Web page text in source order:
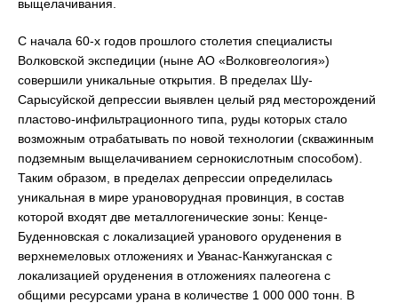
выщелачивания.
С начала 60-х годов прошлого столетия специалисты
Волковской экспедиции (ныне АО «Волковгеология»)
совершили уникальные открытия. В пределах Шу-
Сарысуйской депрессии выявлен целый ряд месторождений
пластово-инфильтрационного типа, руды которых стало
возможным отрабатывать по новой технологии (скважинным
подземным выщелачиванием сернокислотным способом).
Таким образом, в пределах депрессии определилась
уникальная в мире урановорудная провинция, в состав
которой входят две металлогенические зоны: Кенце-
Буденновская с локализацией уранового оруденения в
верхнемеловых отложениях и Уванас-Канжуганская с
локализацией оруденения в отложениях палеогена с
общими ресурсами урана в количестве 1 000 000 тонн. В